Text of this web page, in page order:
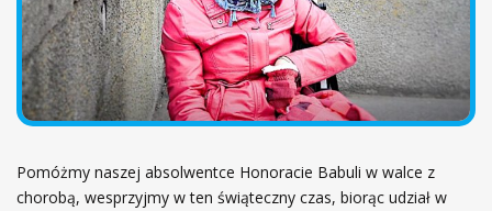
n
a
Pomóżmy naszej absolwentce Honoracie Babuli w walce z
chorobą, wesprzyjmy w ten świąteczny czas, biorąc udział w